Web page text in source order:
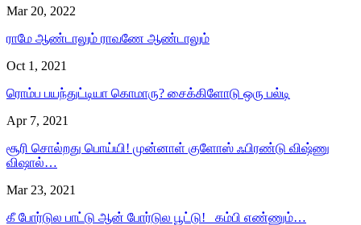
Mar 20, 2022
ராமே ஆண்டாலும் ராவணே ஆண்டாலும்
Oct 1, 2021
ரொம்ப பயந்துட்டியா கொமாரு? சைக்கிளோடு ஒரு பல்டி
Apr 7, 2021
சூரி சொல்றது பொய்யி! முன்னாள் குளோஸ் ஃபிரண்டு விஷ்ணு
விஷால்…
Mar 23, 2021
கீ போர்டுல பாட்டு ஆன் போர்டுல பூட்டு! கம்பி எண்ணும்…